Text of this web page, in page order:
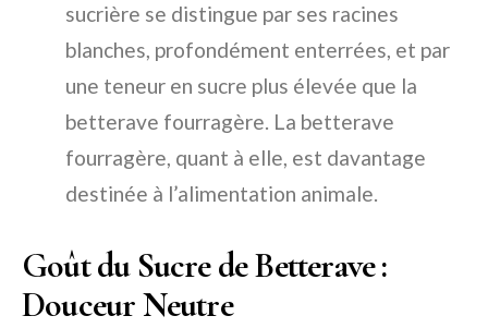
sucrière se distingue par ses racines
blanches, profondément enterrées, et par
une teneur en sucre plus élevée que la
betterave fourragère. La betterave
fourragère, quant à elle, est davantage
destinée à l’alimentation animale.
Goût du Sucre de Betterave :
Douceur Neutre